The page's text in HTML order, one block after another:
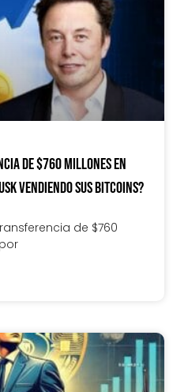
de $760 Millones en
Vendiendo sus Bitcoins?
de $760